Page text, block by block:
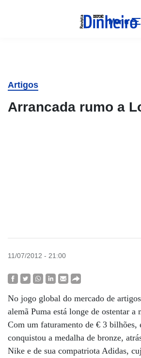
Menu
Artigos
Arrancada rumo a
11/07/2012 - 21:00
No jogo global do mercado de
alemã Puma está longe de ostentar a
Com um faturamento de € 3 bilhões,
conquistou a medalha de bronze,
Nike e de sua compatriota Adidas,